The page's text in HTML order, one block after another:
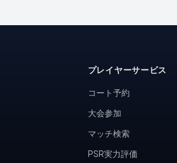
プレイヤーサービス
コート予約
大会参加
マッチ検索
PSR実力評価